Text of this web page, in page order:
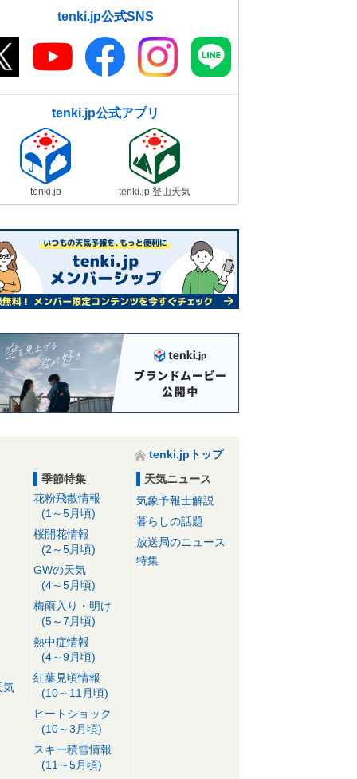
tenki.jp公式SNS
tenki.jp公式アプリ
tenki.jp tenki.jp 登山天気
tenki.jpトップ
気
季節特集
花粉飛散情報
(1～5月頃)
桜開花情報
(2～5月頃)
GWの天気
(4～5月頃)
梅雨入り・明け
(5～7月頃)
熱中症情報
(4～9月頃)
紅葉見頃情報
(10～11月頃)
ヒートショック
(10～3月頃)
スキー積雪情報
(11～5月頃)
天気ニュース
気象予報士解説
暮らしの話題
放送局のニュース
特集